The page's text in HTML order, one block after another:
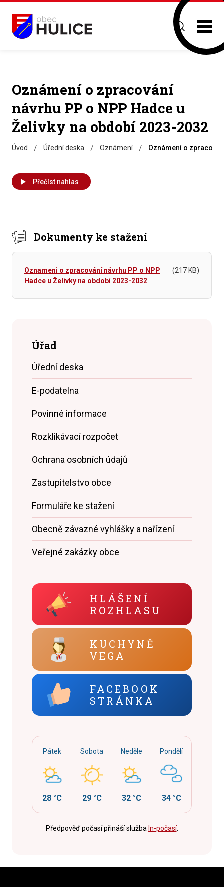
Oznámení o zpracování
návrhu PP o NPP Hadce u
Želivky na období 2023-2032
Úvod / Úřední deska / Oznámení / Oznámení o
Přečíst nahlas
Dokumenty ke stažení
Oznameni o zpracování návrhu PP o NPP
Hadce u Želivky na období 2023-2032
(217 KB)
Úřad
Úřední deska
E-podatelna
Povinné informace
Rozklikávací rozpočet
Ochrana osobních údajů
Zastupitelstvo obce
Formuláře ke stažení
Obecně závazné vyhlášky a nařízení
Veřejné zakázky obce
HLÁŠENÍ
ROZHLASU
KUCHYNĚ
VEGA
FACEBOOK
STRÁNKA
Pátek
28 °C
Sobota
29 °C
Neděle
32 °C
Pondělí
34 °C
Předpověď počasí přináší služba In-počasí.